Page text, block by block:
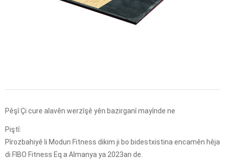
Pêşî:Çi cure alavên werzîşê yên bazirganî mayînde ne
Piştî:
Pîrozbahiyê li Modun Fitness dikim ji bo bidestxistina encamên hêja
di FIBO Fitness Eq a Almanya ya 2023an de.